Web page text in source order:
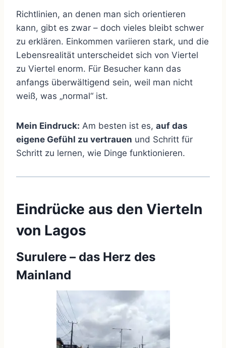
Richtlinien, an denen man sich orientieren
kann, gibt es zwar – doch vieles bleibt schwer
zu erklären. Einkommen variieren stark, und die
Lebensrealität unterscheidet sich von Viertel
zu Viertel enorm. Für Besucher kann das
anfangs überwältigend sein, weil man nicht
weiß, was „normal“ ist.
Mein Eindruck: Am besten ist es, auf das
eigene Gefühl zu vertrauen und Schritt für
Schritt zu lernen, wie Dinge funktionieren.
Eindrücke aus den Vierteln
von Lagos
Surulere – das Herz des
Mainland